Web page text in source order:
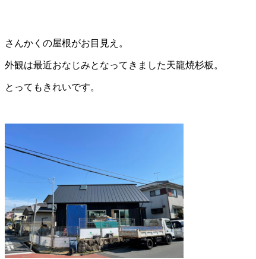
さんかくの屋根がお目見え。
外観は最近おなじみとなってきました天龍焼杉板。
とってもきれいです。